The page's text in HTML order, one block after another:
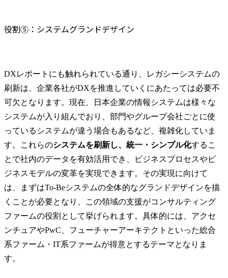
役割⑤：システムグランドデザイン
DXレポートにも触れられている通り、レガシーシステムの
刷新は、企業各社がDXを推進していくにあたっては必要不
可欠となります。現在、日本企業の情報システムは様々な
システムが入り組んでおり、部門やグループ会社ごとに使
っているシステムが違う場合もあるなど、複雑化していま
す。これらのシステムを刷新し、統一・シンプル化するこ
とで社内のデータを有効活用でき、ビジネスプロセスやビ
ジネスモデルの変革を実現できます。その実現に向けて
は、まずはTo-Beシステムの全体的なグランドデザインを描
くことが必要となり、この領域の支援がコンサルティング
ファームの役割として挙げられます。具体的には、アクセ
ンチュアやPwC、フューチャーアーキテクトといった総合
系ファーム・IT系ファームが得意とするテーマとなりま
す。